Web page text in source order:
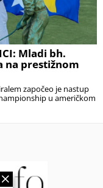
Mladi bh.
na prestižnom
započeo je nastup
u američkom